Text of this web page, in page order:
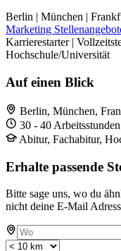
Berlin | München |
Marketing
Karrierestarter |
Hochschule/Universität
Auf einen Blick
Berlin, München,
30 - 40
Abitur, Fachabitur,
Erhalte passende
Bitte sage uns, wo du
nicht deine E-Mail